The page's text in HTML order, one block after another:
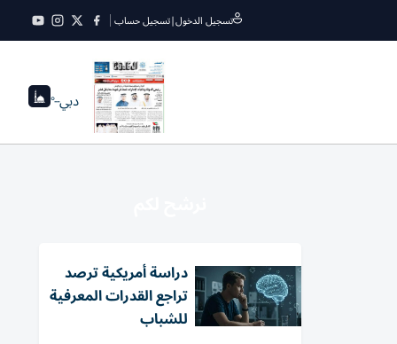
تسجيل الدخول|تسجيل حساب
دبي--°
دراسة أمريكية ترصد
تراجع القدرات المعرفية
للشباب